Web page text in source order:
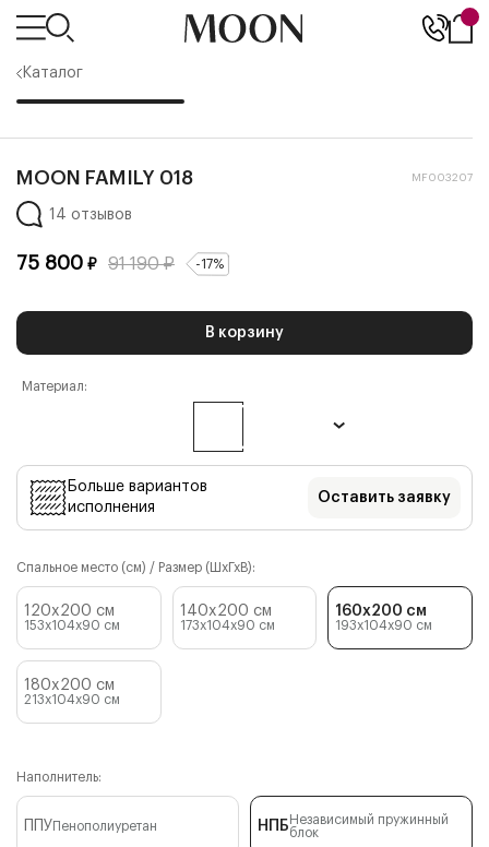
Каталог
MOON FAMILY 018 MF003207
14 отзывов
75 800 ₽ 91 190₽ -17%
В корзину
Материал:
Больше вариантов
исполнения
Оставить заявку
Спальное место (см) / Размер (ШхГхВ):
120x200 см
153x104x90 см
140x200 см
173x104x90 см
160x200 см
193x104x90 см
180x200 см
213x104x90 см
Наполнитель:
ППУ Пенополиуретан НПБ Независимый пружинный
блок